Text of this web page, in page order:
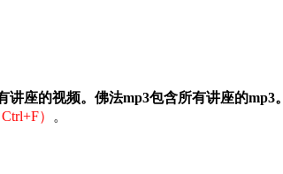
座的视频。佛法mp3包含所有讲座的mp3。
） 。